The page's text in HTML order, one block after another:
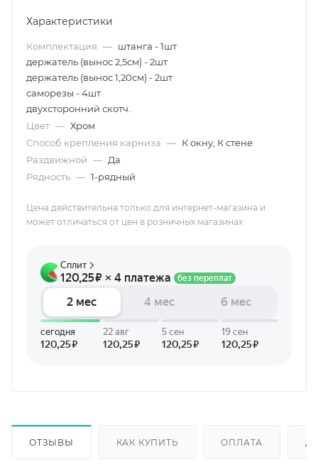
Характеристики
Комплектация — штанга - 1шт
держатель (вынос 2,5см) - 2шт
держатель (вынос 1,20см) - 2шт
саморезы - 4шт
двухсторонний скотч.
Цвет — Хром
Способ крепления карниза — К окну, К стене
Раздвижной — Да
Рядность — 1-рядный
Цена действительна только для интернет-магазина и
может отличаться от цен в розничных магазинах
ОТЗЫВЫ КАК КУПИТЬ ОПЛАТА